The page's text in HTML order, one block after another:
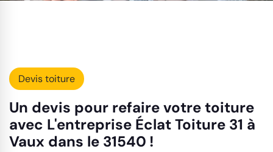
Devis toiture
Un devis pour refaire votre toiture
avec L'entreprise Éclat Toiture 31 à
Vaux dans le 31540 !